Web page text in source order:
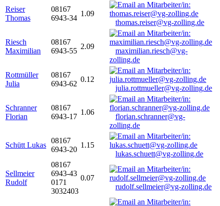
Reiser
Thomas
08167
6943-34
1.09
thomas.reiser@vg-zolling.de
Riesch
Maximilian
08167
6943-55
2.09
maximilian.riesch@vg-
zolling.de
Rottmüller
Julia
08167
6943-62
0.12
julia.rottmueller@vg-zolling.de
Schranner
Florian
08167
6943-17
1.06
florian.schranner@vg-
zolling.de
Schütt Lukas
08167
6943-20
1.15
lukas.schuett@vg-zolling.de
Sellmeier
Rudolf
08167
6943-43
0171
3032403
0.07
rudolf.sellmeier@vg-zolling.de